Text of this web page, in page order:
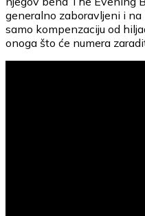
generalno zaboravljeni i
samo kompenzaciju od
onoga što će numera